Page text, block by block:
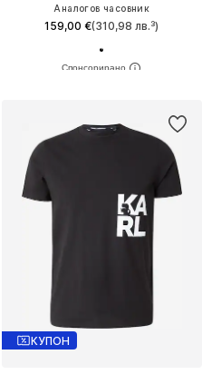
Аналогов часовник
159,00 €(310,98 лв.³)
КУПОН